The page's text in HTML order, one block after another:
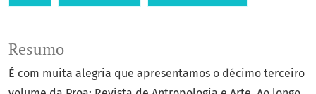
Resumo
É com muita alegria que apresentamos o décimo terceiro